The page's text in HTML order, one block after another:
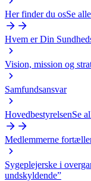
Her finder du osSe alle
Hvem er Din
Vision, mission og
Samfundsansvar
HovedbestyrelsenSe
Medlemmerne
Sygeplejerske i
undskyldende”